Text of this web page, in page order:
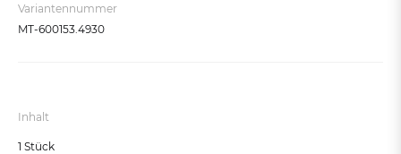
Kieselgrau RAL 7032
Variantennummer
MT-600153.4930
Inhalt
1 Stück